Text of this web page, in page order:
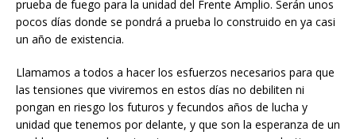
prueba de fuego para la unidad del Frente Amplio. Serán unos
pocos días donde se pondrá a prueba lo construido en ya casi
un año de existencia.
Llamamos a todos a hacer los esfuerzos necesarios para que
las tensiones que viviremos en estos días no debiliten ni
pongan en riesgo los futuros y fecundos años de lucha y
unidad que tenemos por delante, y que son la esperanza de un